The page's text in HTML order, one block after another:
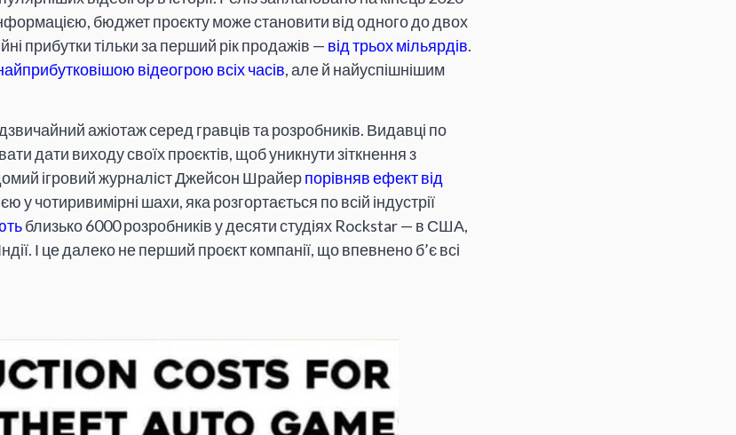
бюджет проєкту може становити від одного до двох
прибутки тільки за перший рік продажів — від трьох мільярдів.
відеогрою всіх часів, але й найуспішнішим
ажіотаж серед гравців та розробників. Видавці по
дати виходу своїх проєктів, щоб уникнути зіткнення з
ігровий журналіст Джейсон Шрайерпорівняв ефект від
у чотиривимірні шахи, яка розгортається по всій індустрії
близько 6000 розробників у десяти студіях Rockstar — в США,
І це далеко не перший проєкт компанії, що впевнено б’є всі